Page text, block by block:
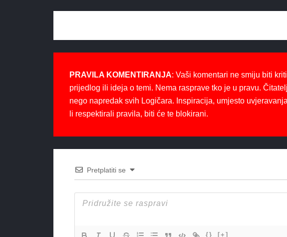
PRAVILA KOMENTIRANJA: Vaši komentari ne smiju biti
prijedlog ili ideja o temi. Nema rasprave tko je u pravu.
nego napredak svih Logičara. Inspiracija, umjesto
li respektirali pravila, biti će te blokirani.
Pretplatiti se
{} [+]